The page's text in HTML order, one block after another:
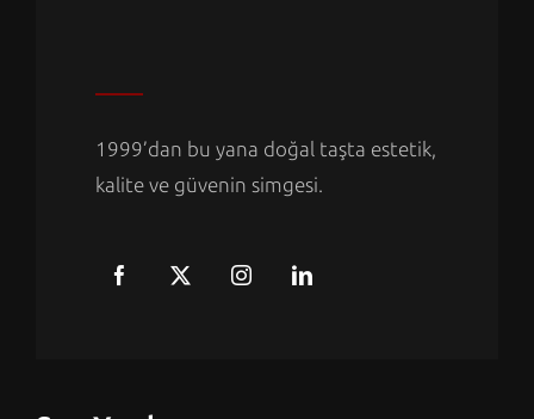
1999’dan bu yana doğal taşta estetik,
kalite ve güvenin simgesi.